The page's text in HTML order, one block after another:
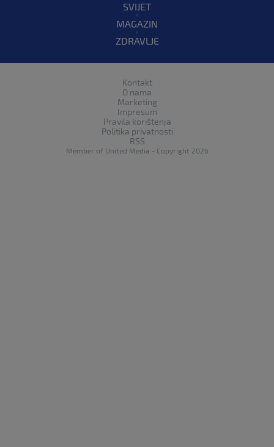
SVIJET
MAGAZIN
ZDRAVLJE
Kontakt
O nama
Marketing
Impresum
Pravila korištenja
Politika privatnosti
RSS
Member of United Media - Copyright 2026